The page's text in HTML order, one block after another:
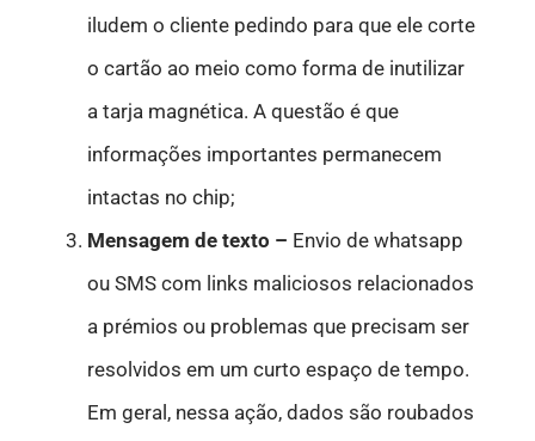
iludem o cliente pedindo para que ele corte
o cartão ao meio como forma de inutilizar
a tarja magnética. A questão é que
informações importantes permanecem
intactas no chip;
Mensagem de texto – Envio de whatsapp
ou SMS com links maliciosos relacionados
a prémios ou problemas que precisam ser
resolvidos em um curto espaço de tempo.
Em geral, nessa ação, dados são roubados